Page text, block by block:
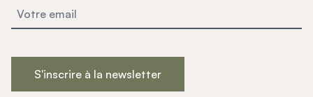
S'inscrire à la newsletter